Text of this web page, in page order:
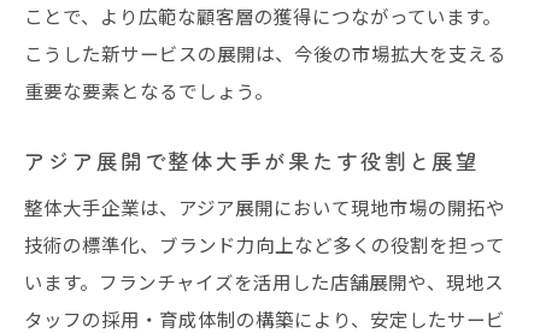
ことで、より広範な顧客層の獲得につながっています。
こうした新サービスの展開は、今後の市場拡大を支える
重要な要素となるでしょう。
アジア展開で整体大手が果たす役割と展望
整体大手企業は、アジア展開において現地市場の開拓や
技術の標準化、ブランド力向上など多くの役割を担って
います。フランチャイズを活用した店舗展開や、現地ス
タッフの採用・育成体制の構築により、安定したサービ